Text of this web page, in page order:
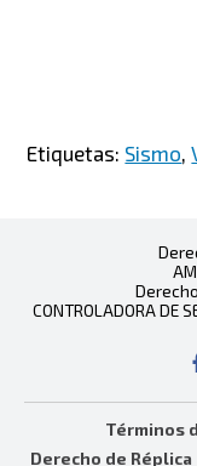
Etiquetas: Sismo ,
CONTROLADORA DE
Términos
Derecho de Réplica